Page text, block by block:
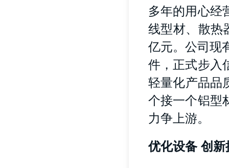
多年的用心经
线型材、散热
亿元。公司现
件，正式步入
轻量化产品品
个接一个铝型
力争上游。
优化设备 创